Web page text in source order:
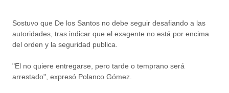
Sostuvo que De los Santos no debe seguir desafiando a las
autoridades, tras indicar que el exagente no está por encima
del orden y la seguridad publica.
"El no quiere entregarse, pero tarde o temprano será
arrestado", expresó Polanco Gómez.